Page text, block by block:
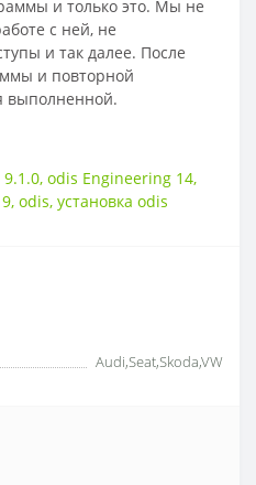
и только это. Мы не
с ней, не
и так далее. После
и повторной
выполненной.
9.1.0, odis Engineering 14,
, odis, установка odis
Audi,Seat,Skoda,VW